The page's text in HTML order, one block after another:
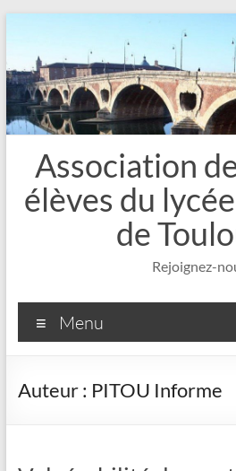
contenu
Association
élèves du
de
Rejoignez-
Menu
Auteur : PITOU Informe